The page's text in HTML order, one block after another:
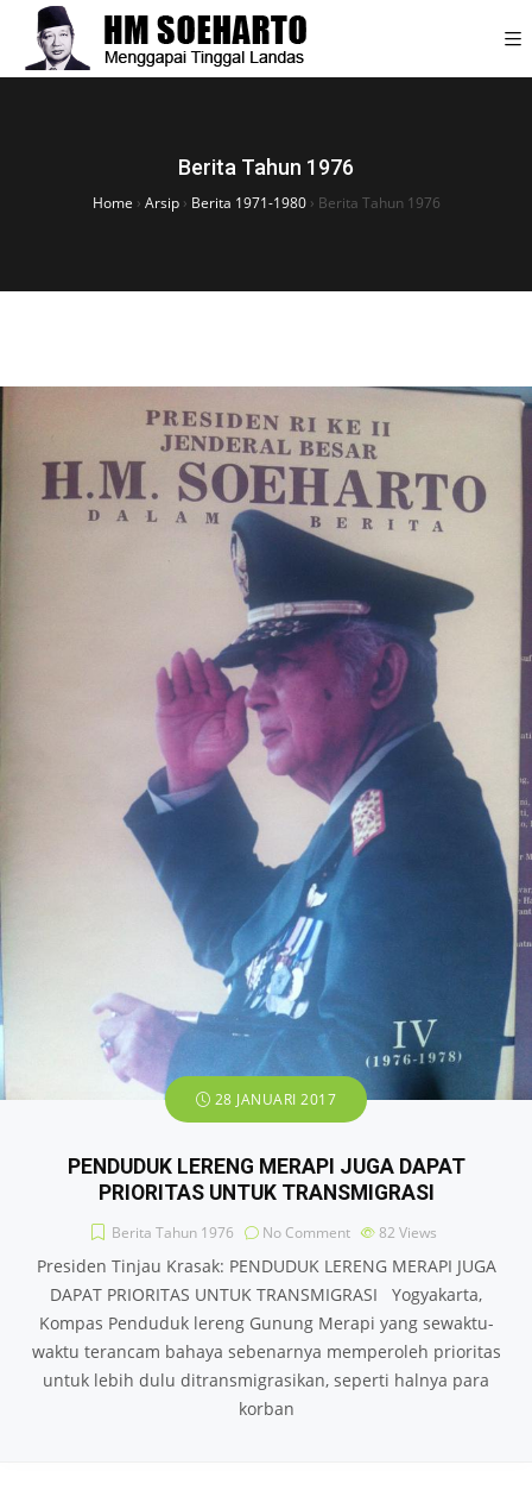
Berita Tahun 1976
Home › Arsip› Berita 1971-1980› Berita Tahun 1976
28 JANUARI 2017
PENDUDUK LERENG MERAPI JUGA DAPAT
PRIORITAS UNTUK TRANSMIGRASI
Berita Tahun 1976 No Comment 82 Views
Presiden Tinjau Krasak: PENDUDUK LERENG MERAPI JUGA
DAPAT PRIORITAS UNTUK TRANSMIGRASI Yogyakarta,
Kompas Penduduk lereng Gunung Merapi yang sewaktu-
waktu terancam bahaya sebenarnya memperoleh prioritas
untuk lebih dulu ditransmigrasikan, seperti halnya para
korban